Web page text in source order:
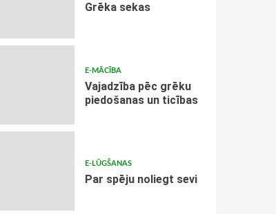
Grēka sekas
E-MĀCĪBA
Vajadzība pēc grēku
piedošanas un ticības
E-LŪGŠANAS
Par spēju noliegt sevi